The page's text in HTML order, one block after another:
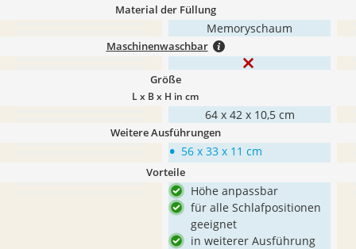
Material der Füllung
Memoryschaum
Maschinenwaschbar
Größe
L x B x H in cm
64 x 42 x 10,5 cm
Weitere Ausführungen
• 56 x 33 x 11 cm
Vorteile
Höhe anpassbar
für alle Schlafpositionen
geeignet
in weiterer Ausführung